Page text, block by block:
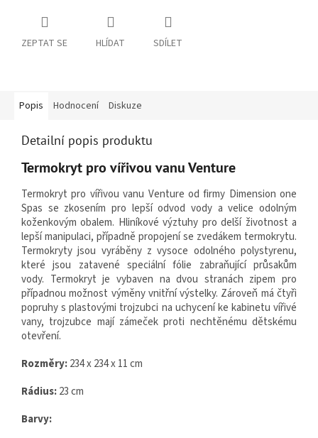
ZEPTAT SE HLÍDAT SDÍLET
Popis Hodnocení Diskuze
Detailní popis produktu
Termokryt pro vířivou vanu Venture
Termokryt pro vířivou vanu Venture od firmy Dimension one
Spas se zkosením pro lepší odvod vody a velice odolným
koženkovým obalem. Hliníkové výztuhy pro delší životnost a
lepší manipulaci, případně propojení se zvedákem termokrytu.
Termokryty jsou vyráběny z vysoce odolného polystyrenu,
které jsou zatavené speciální fólie zabraňující průsakům
vody. Termokryt je vybaven na dvou stranách zipem pro
případnou možnost výměny vnitřní výstelky. Zároveň má čtyři
popruhy s plastovými trojzubci na uchycení ke kabinetu vířivé
vany, trojzubce mají zámeček proti nechtěnému dětskému
otevření.
Rozměry:234 x 234 x 11 cm
Rádius:23 cm
Barvy: